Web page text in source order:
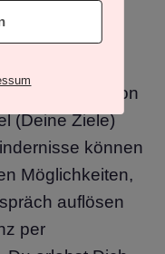
hindert, Dein
oder in
wichtig zu
ist es von
(Deine Ziele)
können
Möglichkeiten,
auflösen
per